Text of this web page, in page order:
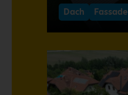
Dach Fassade